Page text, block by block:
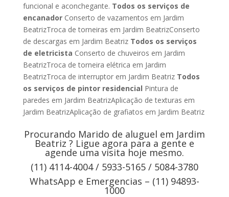
funcional e aconchegante. Todos os serviços de
encanadorConserto de vazamentos em Jardim
BeatrizTroca de torneiras em Jardim BeatrizConserto
de descargas em Jardim BeatrizTodos os serviços
de eletricista Conserto de chuveiros em Jardim
BeatrizTroca de torneira elétrica em Jardim
BeatrizTroca de interruptor em Jardim Beatriz Todos
os serviços de pintor residencial Pintura de
paredes em Jardim BeatrizAplicação de texturas em
Jardim BeatrizAplicação de grafiatos em Jardim Beatriz
Procurando Marido de aluguel em Jardim
Beatriz ? Ligue agora para a gente e
agende uma visita hoje mesmo.
(11) 4114-4004 / 5933-5165 / 5084-3780
WhatsApp e Emergencias – (11) 94893-
1000